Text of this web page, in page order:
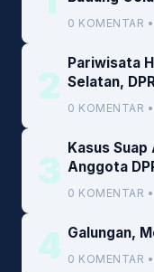
0 KOMENTAR
2
Pariwisata
Selatan,
0 KOMENTAR
3
Kasus Suap
Anggota
Kemenkeu
0 KOMENTAR
4 Galungan,
0 KOMENTAR